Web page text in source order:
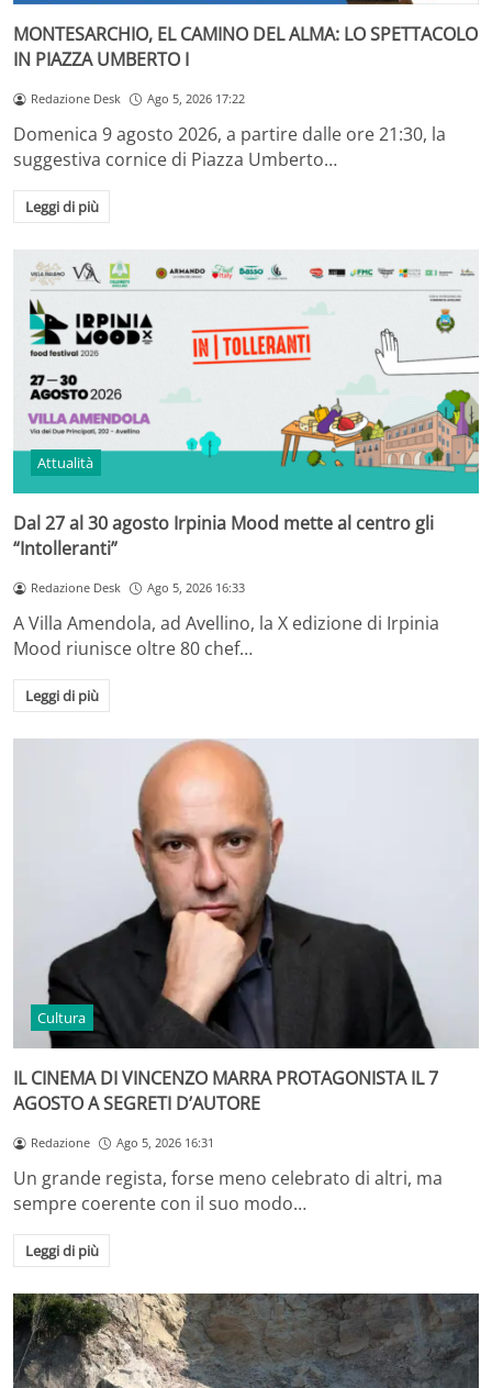
MONTESARCHIO, EL CAMINO DEL ALMA: LO SPETTACOLO
IN PIAZZA UMBERTO I
Redazione Desk Ago 5, 2026 17:22
Domenica 9 agosto 2026, a partire dalle ore 21:30, la
suggestiva cornice di Piazza Umberto…
Leggi di più
Attualità
Dal 27 al 30 agosto Irpinia Mood mette al centro gli
“Intolleranti”
Redazione Desk Ago 5, 2026 16:33
A Villa Amendola, ad Avellino, la X edizione di Irpinia
Mood riunisce oltre 80 chef…
Leggi di più
Cultura
IL CINEMA DI VINCENZO MARRA PROTAGONISTA IL 7
AGOSTO A SEGRETI D’AUTORE
Redazione Ago 5, 2026 16:31
Un grande regista, forse meno celebrato di altri, ma
sempre coerente con il suo modo…
Leggi di più